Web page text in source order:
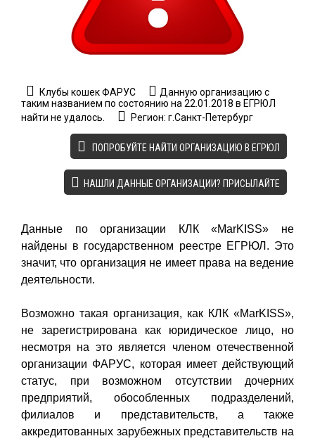
Клубы кошек ФАРУС
Данную организацию с
таким названием по состоянию на 22.01.2018 в ЕГРЮЛ
найти не удалось.
Регион: г.Санкт-Петербург
ПОПРОБУЙТЕ НАЙТИ ОРГАНИЗАЦИЮ В ЕГРЮЛ
НАШЛИ ДАННЫЕ ОРГАНИЗАЦИИ? ПРИСЫЛАЙТЕ
Данные по организации КЛК «MarKISS» не
найдены в государственном реестре ЕГРЮЛ. Это
значит, что организация не имеет права на ведение
деятельности.
Возможно такая организация, как КЛК «MarKISS»,
не зарегистрирована как юридическое лицо, но
несмотря на это является членом отечественной
организации ФАРУС, которая имеет действующий
статус, при возможном отсутствии дочерних
предприятий, обособленных подразделений,
филиалов и представительств, а также
аккредитованных зарубежных представительств на